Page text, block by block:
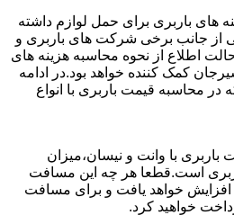
های باربری برای حمل لوازم داشته
از جانب برخی شرکت های باربری و
حالت اطلاع از نحوه محاسبه هزینه های
کمک کننده خواهد بود.در ادامه
در محاسبه قیمت باربری با انواع
باربری با وانت و نیسان،میزان
است.قطعا هر چه این مسافت
افزایش خواهد یافت و برای مسافت
خواهید کرد.